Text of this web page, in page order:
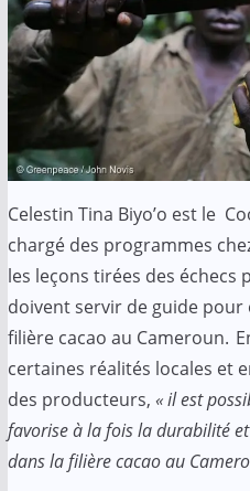
Celestin Tina Biyo’o est le
chargé des programmes
les leçons tirées des échecs
doivent servir de guide
filière cacao au Cameroun.
certaines réalités locales et
des producteurs, « il est
favorise à la fois la durabilité
dans la filière cacao au